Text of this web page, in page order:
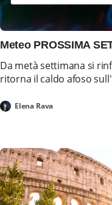
Meteo PROSSIMA
Da metà settimana si
ritorna il caldo afoso
Elena Rava